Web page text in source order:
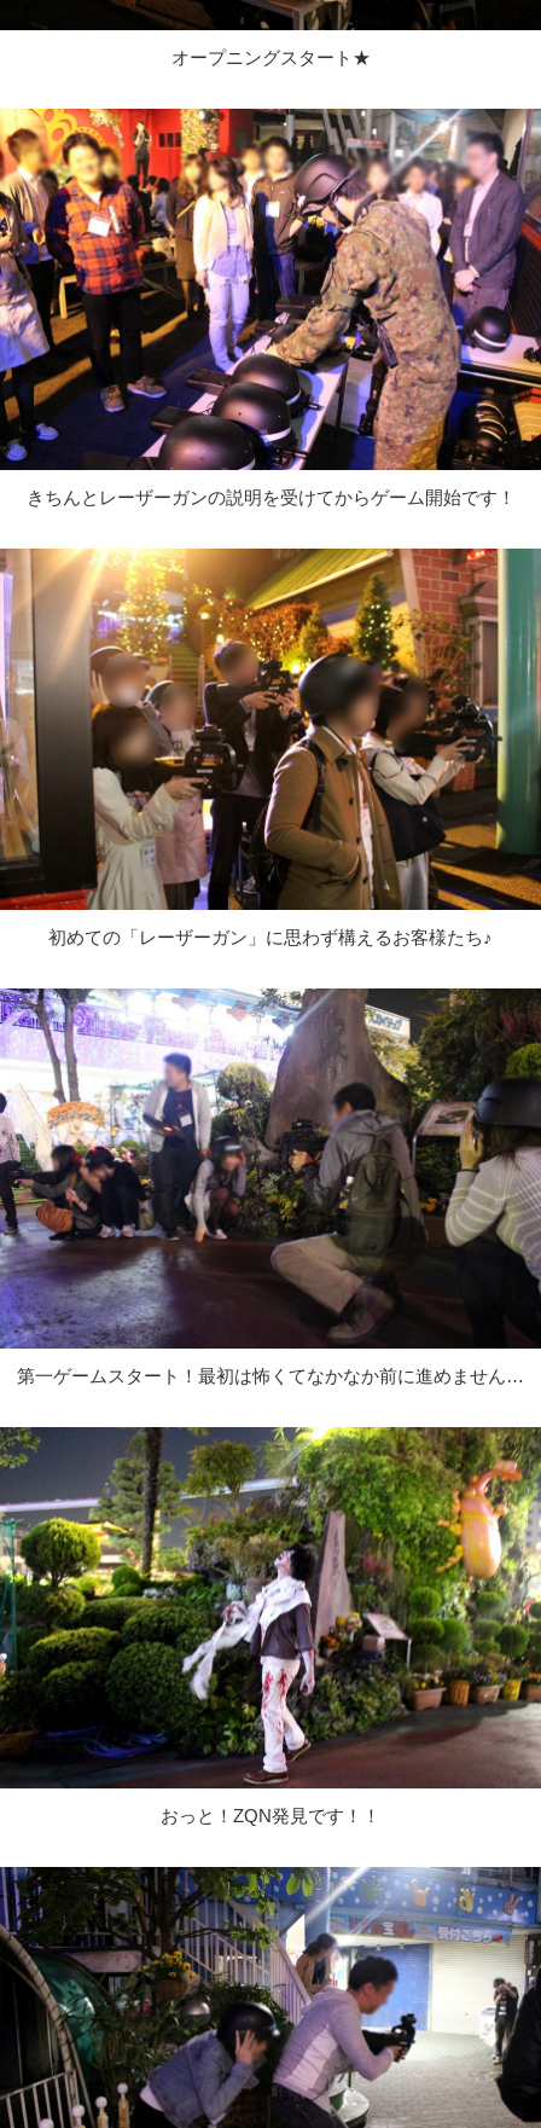
オープニングスタート★
きちんとレーザーガンの説明を受けてからゲーム開始です！
初めての「レーザーガン」に思わず構えるお客様たち♪
第一ゲームスタート！最初は怖くてなかなか前に進めません…
おっと！ZQN発見です！！